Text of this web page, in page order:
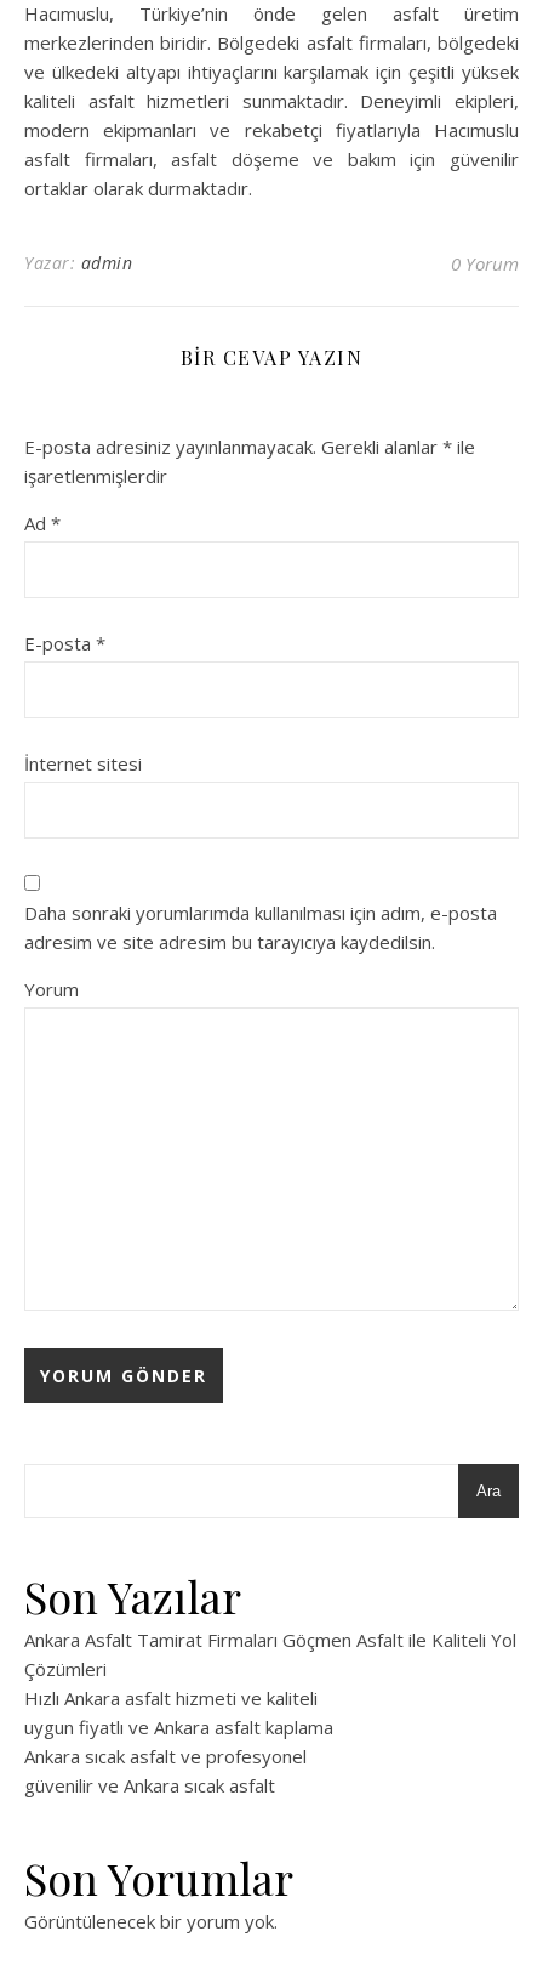
Hacımuslu, Türkiye’nin önde gelen asfalt üretim
merkezlerinden biridir. Bölgedeki asfalt firmaları, bölgedeki
ve ülkedeki altyapı ihtiyaçlarını karşılamak için çeşitli yüksek
kaliteli asfalt hizmetleri sunmaktadır. Deneyimli ekipleri,
modern ekipmanları ve rekabetçi fiyatlarıyla Hacımuslu
asfalt firmaları, asfalt döşeme ve bakım için güvenilir
ortaklar olarak durmaktadır.
Yazar: admin 0 Yorum
BIR CEVAP YAZIN
E-posta adresiniz yayınlanmayacak. Gerekli alanlar * ile
işaretlenmişlerdir
Ad *
E-posta *
İnternet sitesi
Daha sonraki yorumlarımda kullanılması için adım, e-posta
adresim ve site adresim bu tarayıcıya kaydedilsin.
Yorum
Ara
Son Yazılar
Ankara Asfalt Tamirat Firmaları Göçmen Asfalt ile Kaliteli Yol
Çözümleri
Hızlı Ankara asfalt hizmeti ve kaliteli
uygun fiyatlı ve Ankara asfalt kaplama
Ankara sıcak asfalt ve profesyonel
güvenilir ve Ankara sıcak asfalt
Son Yorumlar
Görüntülenecek bir yorum yok.